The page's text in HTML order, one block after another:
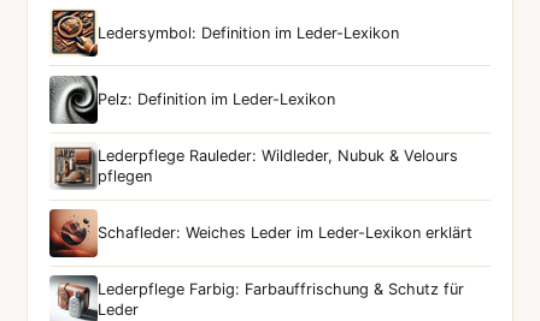
Ledersymbol: Definition im Leder-Lexikon
Pelz: Definition im Leder-Lexikon
Lederpflege Rauleder: Wildleder, Nubuk & Velours
pflegen
Schafleder: Weiches Leder im Leder-Lexikon erklärt
Lederpflege Farbig: Farbauffrischung & Schutz für
Leder